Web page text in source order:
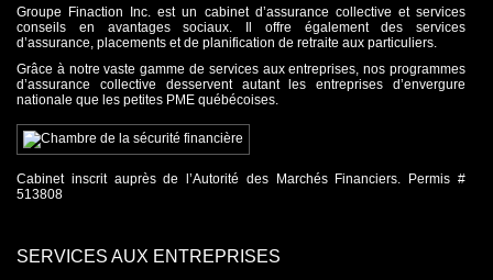
Groupe Finaction Inc. est un cabinet d’assurance collective et services
conseils en avantages sociaux. Il offre également des services
d’assurance, placements et de planification de retraite aux particuliers.
Grâce à notre vaste gamme de services aux entreprises, nos programmes
d’assurance collective desservent autant les entreprises d’envergure
nationale que les petites PME québécoises.
Cabinet inscrit auprès de l’Autorité des Marchés Financiers. Permis #
513808
SERVICES AUX ENTREPRISES